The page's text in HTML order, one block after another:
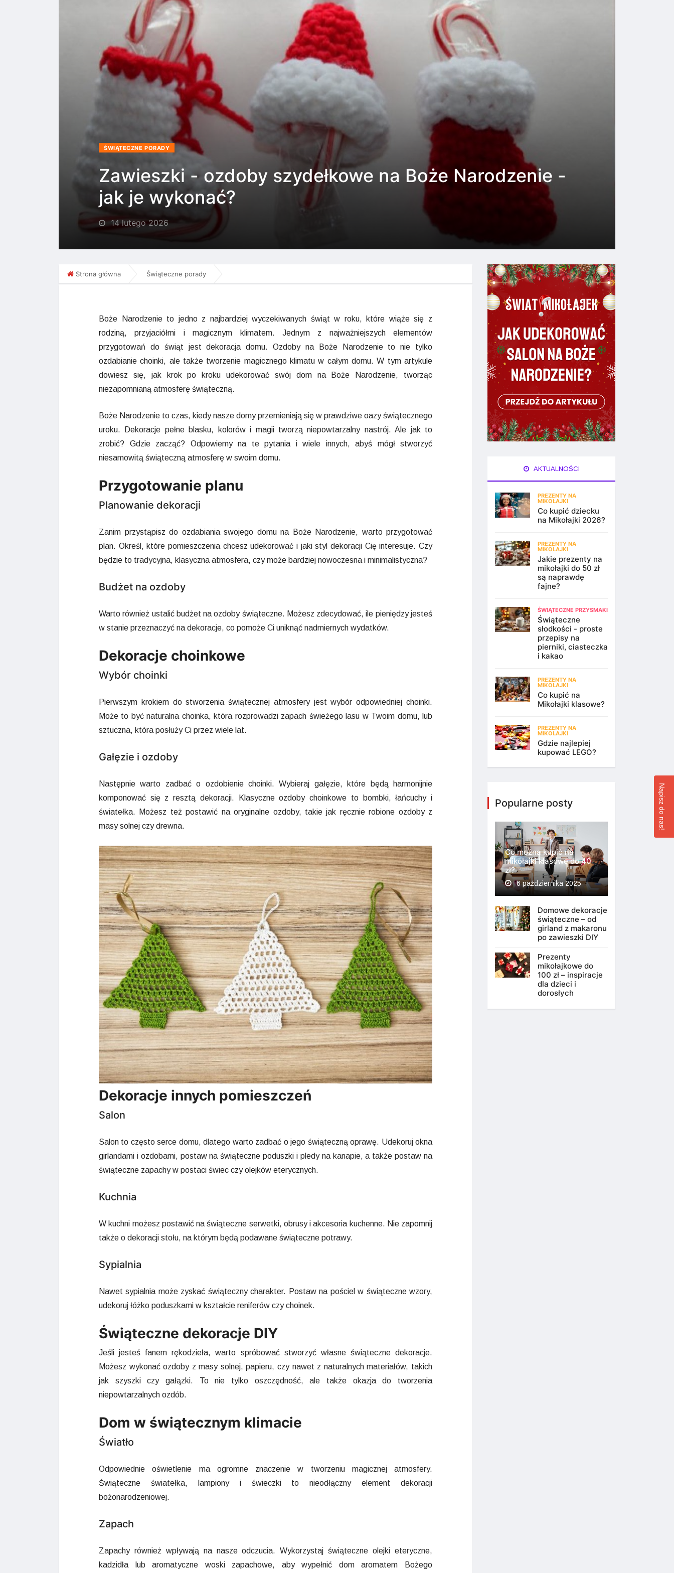
ŚWIĄTECZNE PORADY
Zawieszki - ozdoby szydełkowe na Boże Narodzenie -
jak je wykonać?
14 lutego 2026
Strona główna Świąteczne porady
Boże Narodzenie to jedno z najbardziej wyczekiwanych świąt w roku, które wiąże się z
rodziną, przyjaciółmi i magicznym klimatem. Jednym z najważniejszych elementów
przygotowań do świąt jest dekoracja domu. Ozdoby na Boże Narodzenie to nie tylko
ozdabianie choinki, ale także tworzenie magicznego klimatu w całym domu. W tym artykule
dowiesz się, jak krok po kroku udekorować swój dom na Boże Narodzenie, tworząc
niezapomnianą atmosferę świąteczną.
Boże Narodzenie to czas, kiedy nasze domy przemieniają się w prawdziwe oazy świątecznego
uroku. Dekoracje pełne blasku, kolorów i magii tworzą niepowtarzalny nastrój. Ale jak to
zrobić? Gdzie zacząć? Odpowiemy na te pytania i wiele innych, abyś mógł stworzyć
niesamowitą świąteczną atmosferę w swoim domu.
Przygotowanie planu
Planowanie dekoracji
Zanim przystąpisz do ozdabiania swojego domu na Boże Narodzenie, warto przygotować
plan. Określ, które pomieszczenia chcesz udekorować i jaki styl dekoracji Cię interesuje. Czy
będzie to tradycyjna, klasyczna atmosfera, czy może bardziej nowoczesna i minimalistyczna?
Budżet na ozdoby
Warto również ustalić budżet na ozdoby świąteczne. Możesz zdecydować, ile pieniędzy jesteś
w stanie przeznaczyć na dekoracje, co pomoże Ci uniknąć nadmiernych wydatków.
Dekoracje choinkowe
Wybór choinki
Pierwszym krokiem do stworzenia świątecznej atmosfery jest wybór odpowiedniej choinki.
Może to być naturalna choinka, która rozprowadzi zapach świeżego lasu w Twoim domu, lub
sztuczna, która posłuży Ci przez wiele lat.
Gałęzie i ozdoby
Następnie warto zadbać o ozdobienie choinki. Wybieraj gałęzie, które będą harmonijnie
komponować się z resztą dekoracji. Klasyczne ozdoby choinkowe to bombki, łańcuchy i
światełka. Możesz też postawić na oryginalne ozdoby, takie jak ręcznie robione ozdoby z
masy solnej czy drewna.
Dekoracje innych pomieszczeń
Salon
Salon to często serce domu, dlatego warto zadbać o jego świąteczną oprawę. Udekoruj okna
girlandami i ozdobami, postaw na świąteczne poduszki i pledy na kanapie, a także postaw na
świąteczne zapachy w postaci świec czy olejków eterycznych.
Kuchnia
W kuchni możesz postawić na świąteczne serwetki, obrusy i akcesoria kuchenne. Nie zapomnij
także o dekoracji stołu, na którym będą podawane świąteczne potrawy.
Sypialnia
Nawet sypialnia może zyskać świąteczny charakter. Postaw na pościel w świąteczne wzory,
udekoruj łóżko poduszkami w kształcie reniferów czy choinek.
Świąteczne dekoracje DIY
Jeśli jesteś fanem rękodzieła, warto spróbować stworzyć własne świąteczne dekoracje.
Możesz wykonać ozdoby z masy solnej, papieru, czy nawet z naturalnych materiałów, takich
jak szyszki czy gałązki. To nie tylko oszczędność, ale także okazja do tworzenia
niepowtarzalnych ozdób.
Dom w świątecznym klimacie
Światło
Odpowiednie oświetlenie ma ogromne znaczenie w tworzeniu magicznej atmosfery.
Świąteczne światełka, lampiony i świeczki to nieodłączny element dekoracji
bożonarodzeniowej.
Zapach
Zapachy również wpływają na nasze odczucia. Wykorzystaj świąteczne olejki eteryczne,
kadzidła lub aromatyczne woski zapachowe, aby wypełnić dom aromatem Bożego
AKTUALNOŚCI
PREZENTY NA
MIKOŁAJKI
Co kupić dziecku
na Mikołajki 2026?
PREZENTY NA
MIKOŁAJKI
Jakie prezenty na
mikołajki do 50 zł
są naprawdę
fajne?
ŚWIĄTECZNE PRZYSMAKI
Świąteczne
słodkości - proste
przepisy na
pierniki, ciasteczka
i kakao
PREZENTY NA
MIKOŁAJKI
Co kupić na
Mikołajki klasowe?
PREZENTY NA
MIKOŁAJKI
Gdzie najlepiej
kupować LEGO?
Popularne posty
Co można kupić na
mikołajki klasowe do 40
zł?
6 października 2025
Domowe dekoracje
świąteczne – od
girland z makaronu
po zawieszki DIY
Prezenty
mikołajkowe do
100 zł – inspiracje
dla dzieci i
dorosłych
Napisz do nas!